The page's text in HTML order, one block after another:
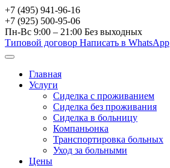
+7 (495) 941-96-16
+7 (925) 500-95-06
Пн-Вс 9:00 – 21:00 Без выходных
Типовой договор Написать в WhatsApp
Главная
Услуги
Сиделка с проживанием
Сиделка без проживания
Сиделка в больницу
Компаньонка
Транспортировка больных
Уход за больными
Цены